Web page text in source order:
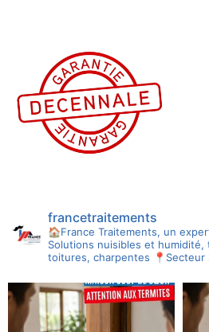
francetraitements
🏠France Traitements, un
Solutions nuisibles et
toitures, charpentes 📍Secteur